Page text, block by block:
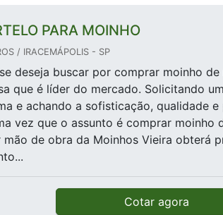
PARA MOINHO
/ IRACEMÁPOLIS - SP
deseja buscar por comprar moinho
que é líder do mercado. Solicitando
e achando a sofisticação, qualidade
vez que o assunto é comprar moinho
mão de obra da Moinhos Vieira obterá
Cotar agora